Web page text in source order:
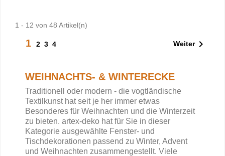
1 - 12 von 48 Artikel(n)
1 2 3 4 Weiter
WEIHNACHTS- & WINTERECKE
Traditionell oder modern - die vogtländische
Textilkunst hat seit je her immer etwas
Besonderes für Weihnachten und die Winterzeit
zu bieten. artex-deko hat für Sie in dieser
Kategorie ausgewählte Fenster- und
Tischdekorationen passend zu Winter, Advent
und Weihnachten zusammengestellt. Viele